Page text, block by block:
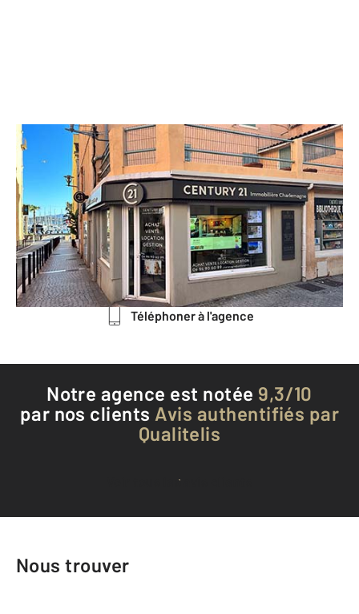
CENTURY 21 Immobilière
Charlemagne
3 rue Gabriel Péri
BANDOL - 83150
Envoyer un message
Téléphoner à l'agence
Notre agence est notée 9,3/10
par nos clients Avis authentifiés par
Qualitelis
Voir tous les avis clients
Nous trouver